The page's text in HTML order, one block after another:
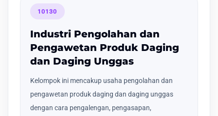
10130
Industri Pengolahan dan
Pengawetan Produk Daging
dan Daging Unggas
Kelompok ini mencakup usaha pengolahan dan
pengawetan produk daging dan daging unggas
dengan cara pengalengan, pengasapan,